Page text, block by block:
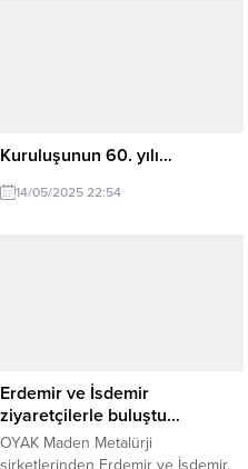
Kuruluşunun 60. yılı…
14/05/2025 22:54
Erdemir ve İsdemir
ziyaretçilerle buluştu…
OYAK Maden Metalürji
şirketlerinden Erdemir ve İsdemir,